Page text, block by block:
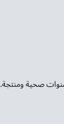
صحية ومنتجة.